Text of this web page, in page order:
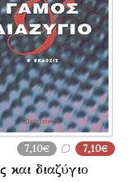
7,10€ 7,10€
και διαζύγιο